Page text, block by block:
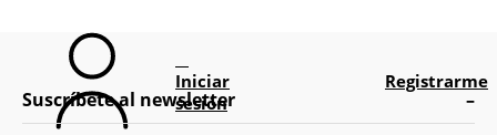
Iniciar
sesión
Registrarme
Suscríbete al newsletter